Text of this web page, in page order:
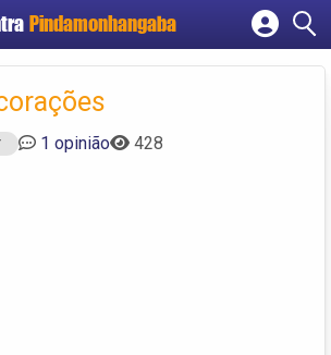
Pindamonhangaba
Cadastrar empresa
Fazer login
Criar conta
1 opinião 428